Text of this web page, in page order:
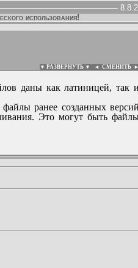
использования!
▼ РАЗВЕРНУТЬ ▼ ◄ СМЕНИТЬ ►
даны как латиницей, так и
ранее созданных версий
Это могут быть
: